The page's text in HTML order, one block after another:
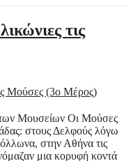
τις
Μουσείων Οι Μούσες
στους Δελφούς λόγω
στην Αθήνα τις
μια κορυφή κοντά